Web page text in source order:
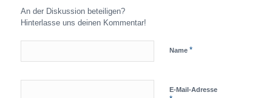
An der Diskussion beteiligen?
Hinterlasse uns deinen Kommentar!
Name *
E-Mail-Adresse